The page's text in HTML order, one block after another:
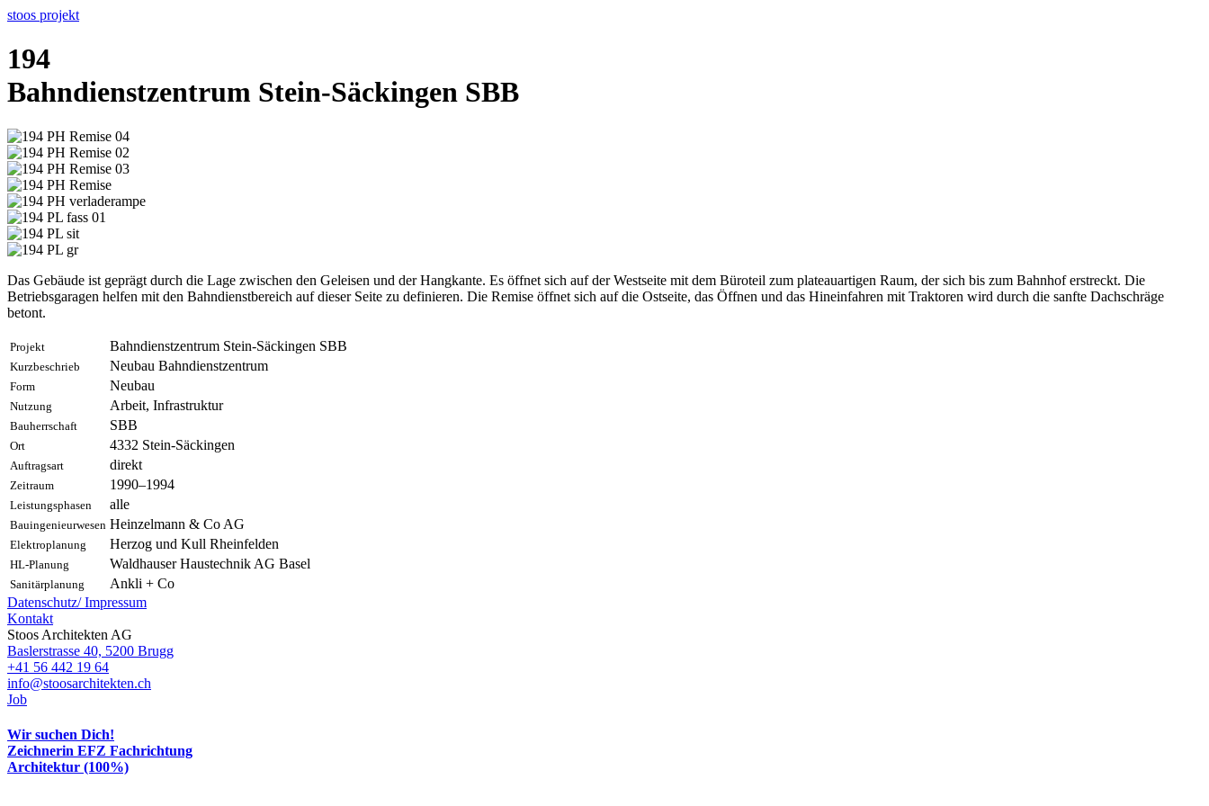
stoos projekt
194
Bahndienstzentrum Stein-Säckingen SBB
Das Gebäude ist geprägt durch die Lage zwischen den Geleisen und der Hangkante. Es öffnet sich auf der Westseite mit dem Büroteil zum plateauartigen Raum, der sich bis zum Bahnhof erstreckt. Die
Betriebsgaragen helfen mit den Bahndienstbereich auf dieser Seite zu definieren. Die Remise öffnet sich auf die Ostseite, das Öffnen und das Hineinfahren mit Traktoren wird durch die sanfte Dachschräge
betont.
Projekt Bahndienstzentrum Stein-Säckingen SBB
Kurzbeschrieb Neubau Bahndienstzentrum
Form Neubau
Nutzung Arbeit, Infrastruktur
Bauherrschaft SBB
Ort 4332 Stein-Säckingen
Auftragsart direkt
Zeitraum 1990–1994
Leistungsphasen alle
Bauingenieurwesen Heinzelmann & Co AG
Elektroplanung Herzog und Kull Rheinfelden
HL-Planung Waldhauser Haustechnik AG Basel
Sanitärplanung
Ankli + Co
Datenschutz/ Impressum
Kontakt
Stoos Architekten AG
Baslerstrasse 40, 5200 Brugg
+41 56 442 19 64
info@stoosarchitekten.ch
Job
Wir suchen Dich!
Zeichnerin EFZ Fachrichtung
Architektur (100%)